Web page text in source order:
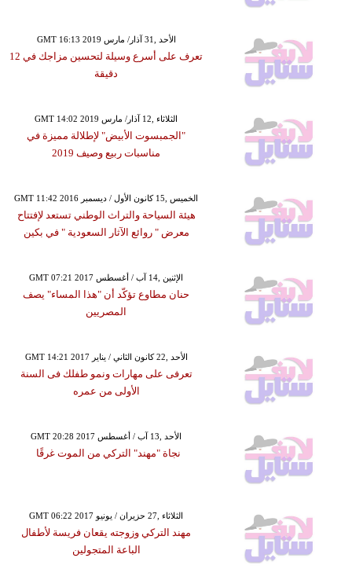
GMT 16:13 2019 الأحد ,31 آذار/ مارس
تعرف على أسرع وسيلة لتحسين مزاجك في 12
دقيقة
GMT 14:02 2019 الثلاثاء ,12 آذار/ مارس
"الجمبسوت الأبيض" لإطلالة مميزة في
مناسبات ربيع وصيف 2019
GMT 11:42 2016 الخميس ,15 كانون الأول / ديسمبر
هيئة السياحة والتراث الوطني تستعد لإفتتاح
معرض " روائع الآثار السعودية " في بكين
GMT 07:21 2017 الإثنين ,14 آب / أغسطس
حنان مطاوع تؤكّد أن "هذا المساء" يصف
المصريين
GMT 14:21 2017 الأحد ,22 كانون الثاني / يناير
تعرفى على مهارات ونمو طفلك فى السنة
الأولى من عمره
GMT 20:28 2017 الأحد ,13 آب / أغسطس
نجاة "مهند" التركي من الموت غرقًا
GMT 06:22 2017 الثلاثاء ,27 حزيران / يونيو
مهند التركي وزوجته يقعان فريسة لأطفال
الباعة المتجولين